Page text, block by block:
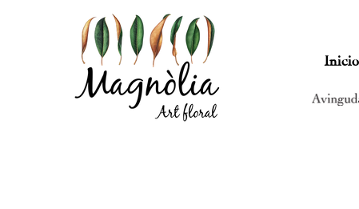
Inicio